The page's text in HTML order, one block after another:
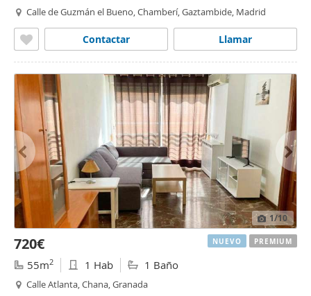
Calle de Guzmán el Bueno, Chamberí, Gaztambide, Madrid
Llamar
Contactar
1/10
720€
55m2 1 Hab 1 Baño
Calle Atlanta, Chana, Granada
NUEVO PREMIUM